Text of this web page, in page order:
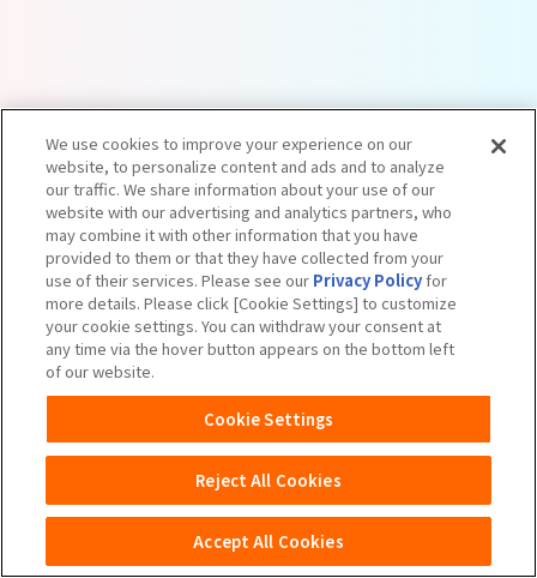
Apple および Apple ロゴは米国その他の国で登録された Apple
Google Play および Google Play ロゴは、Google LLCの商標で
す。
ユニ・チャームHOME
We use cookies to improve your experience on our
website, to personalize content and ads and to analyze
our traffic. We share information about your use of our
website with our advertising and analytics partners, who
may combine it with other information that you have
provided to them or that they have collected from your
use of their services. Please see our Privacy Policyfor
more details. Please click [Cookie Settings] to customize
your cookie settings. You can withdraw your consent at
any time via the hover button appears on the bottom left
of our website.
Cookie Settings
Reject All Cookies
Accept All Cookies